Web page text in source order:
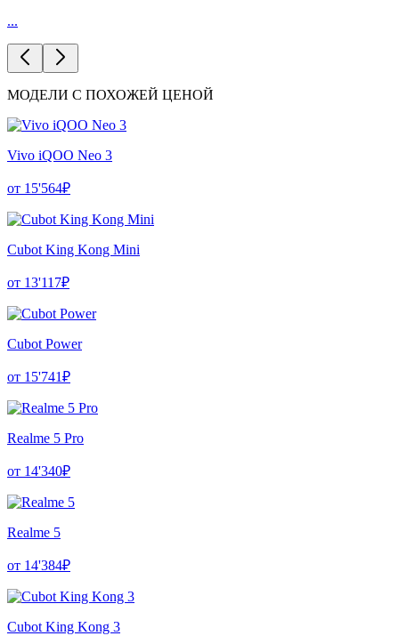
...
МОДЕЛИ С ПОХОЖЕЙ ЦЕНОЙ
Vivo iQOO Neo 3
от 15'564₽
Cubot King Kong Mini
от 13'117₽
Cubot Power
от 15'741₽
Realme 5 Pro
от 14'340₽
Realme 5
от 14'384₽
Cubot King Kong 3